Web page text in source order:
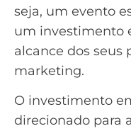
seja, um evento
um investimento
alcance dos seus
marketing.
O investimento
direcionado para